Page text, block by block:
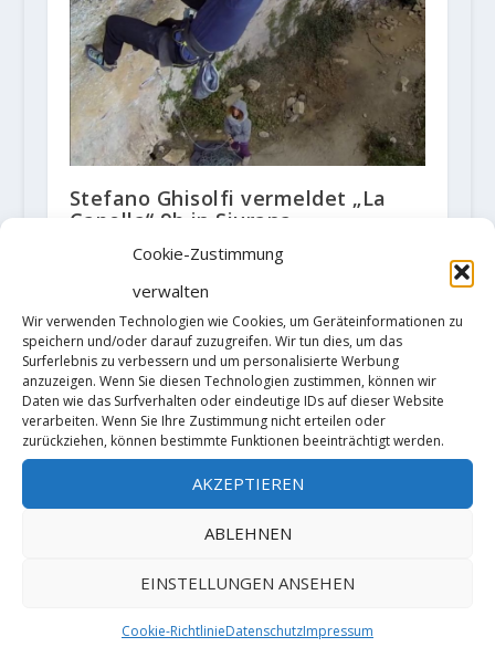
Cookie-Zustimmung
verwalten
Wir verwenden Technologien wie Cookies, um Geräteinformationen zu
speichern und/oder darauf zuzugreifen. Wir tun dies, um das
Surferlebnis zu verbessern und um personalisierte Werbung
anzuzeigen. Wenn Sie diesen Technologien zustimmen, können wir
Daten wie das Surfverhalten oder eindeutige IDs auf dieser Website
verarbeiten. Wenn Sie Ihre Zustimmung nicht erteilen oder
zurückziehen, können bestimmte Funktionen beeinträchtigt werden.
AKZEPTIEREN
ABLEHNEN
EINSTELLUNGEN ANSEHEN
Cookie-RichtlinieDatenschutzImpressum
Stefano Ghisolfi vermeldet „La
Capella“ 9b in Siurana
16. Januar 2018
HINTERLASSE EINE ANTWORT
Deine E-Mail-Adresse wird nicht
veröffentlicht. Erforderliche Felder
sind mit*markiert